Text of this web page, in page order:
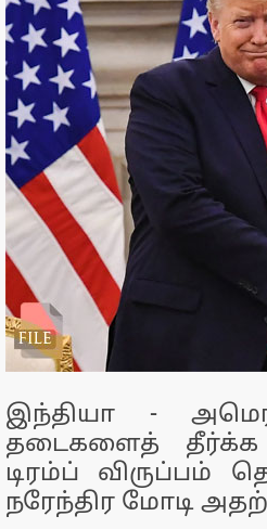
இந்தியா -
தடைகளைத்
டிரம்ப் விருப்பம்
நரேந்திர மோடி